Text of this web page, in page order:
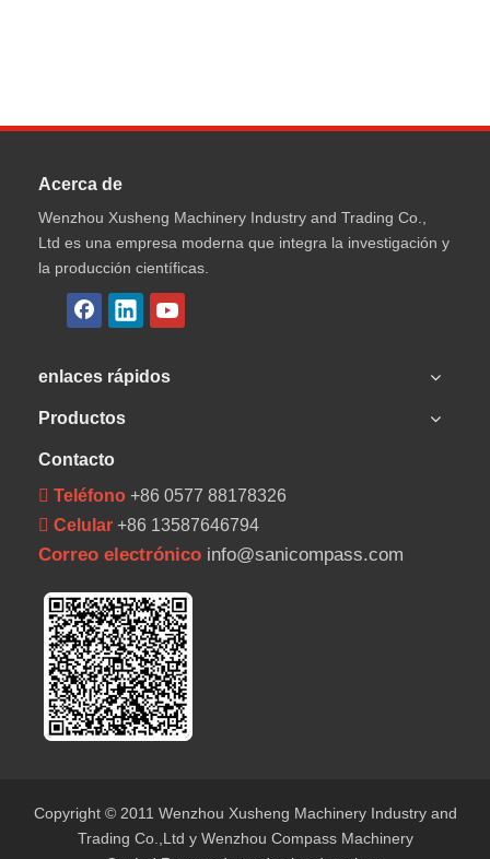
Acerca de
Wenzhou Xusheng Machinery Industry and Trading Co.,
Ltd es una empresa moderna que integra la investigación y
la producción científicas.
enlaces rápidos
Productos
Contacto
 Teléfono +86 0577 88178326
 Celular +86 13587646794
Correo electrónico info@sanicompass.com
Copyright © 2011 Wenzhou Xusheng Machinery Industry and
Trading Co.,Ltd y Wenzhou Compass Machinery